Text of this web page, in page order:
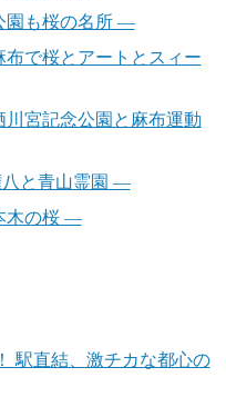
園も桜の名所 ―
で桜とアートとスィー
宮記念公園と麻布運動
と青山霊園 ―
木の桜 ―
駅直結、激チカな都心の